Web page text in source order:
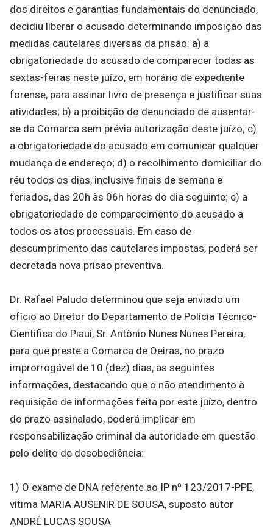
dos direitos e garantias fundamentais do denunciado,
decidiu liberar o acusado determinando imposição das
medidas cautelares diversas da prisão: a) a
obrigatoriedade do acusado de comparecer todas as
sextas-feiras neste juízo, em horário de expediente
forense, para assinar livro de presença e justificar suas
atividades; b) a proibição do denunciado de ausentar-
se da Comarca sem prévia autorização deste juízo; c)
a obrigatoriedade do acusado em comunicar qualquer
mudança de endereço; d) o recolhimento domiciliar do
réu todos os dias, inclusive finais de semana e
feriados, das 20h às 06h horas do dia seguinte; e) a
obrigatoriedade de comparecimento do acusado a
todos os atos processuais. Em caso de
descumprimento das cautelares impostas, poderá ser
decretada nova prisão preventiva.
Dr. Rafael Paludo determinou que seja enviado um
ofício ao Diretor do Departamento de Polícia Técnico-
Científica do Piauí, Sr. Antônio Nunes Nunes Pereira,
para que preste a Comarca de Oeiras, no prazo
improrrogável de 10 (dez) dias, as seguintes
informações, destacando que o não atendimento à
requisição de informações feita por este juízo, dentro
do prazo assinalado, poderá implicar em
responsabilização criminal da autoridade em questão
pelo delito de desobediência:
1) O exame de DNA referente ao IP nº 123/2017-PPE,
vítima MARIA AUSENIR DE SOUSA, suposto autor
ANDRÉ LUCAS SOUSA